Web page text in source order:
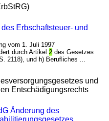
Erbschaftsteuer- und
vom 1. Juli 1997
durch Artikel2 des Gesetzes
2118), und h) Berufliches ...
und
Entschädigungsrechts
Änderung des